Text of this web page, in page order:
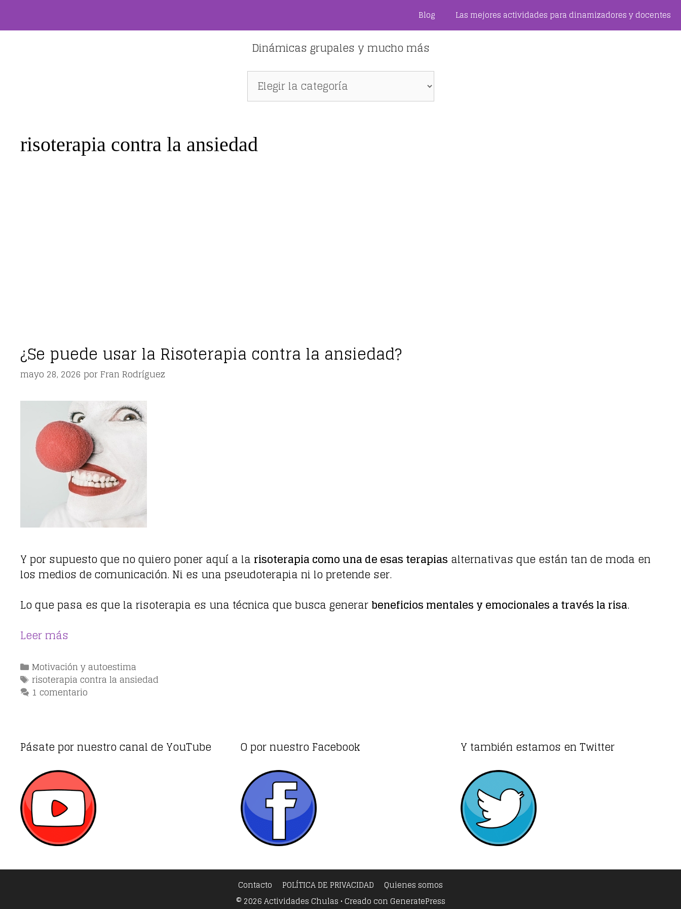
Blog Las mejores actividades para dinamizadores y docentes
Dinámicas grupales y mucho más
Dinámicas
grupales
más
risoterapia contra la ansiedad
¿Se puede usar la Risoterapia contra la ansiedad?
mayo 28, 2026 porFran Rodríguez
Y por supuesto que no quiero poner aquí a la risoterapia como una de esas terapias alternativas que están tan de moda en
los medios de comunicación. Ni es una pseudoterapia ni lo pretende ser.
Lo que pasa es que la risoterapia es una técnica que busca generarbeneficios mentales y emocionales a través la risa.
Leer más
Categorías
Motivación y autoestima
Etiquetas
risoterapia contra la ansiedad
1 comentario
Pásate por nuestro canal de YouTube O por nuestro Facebook Y también estamos en Twitter
Contacto POLÍTICA DE PRIVACIDAD
Quienes somos
© 2026 Actividades Chulas • Creado con GeneratePress